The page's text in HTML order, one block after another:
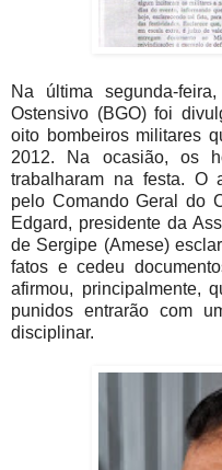
Na última segunda-
Ostensivo (BGO) foi
oito bombeiros militares
2012. Na ocasião, os
trabalharam na festa. O
pelo Comando Geral do
Edgard, presidente da
de Sergipe (Amese)
fatos e cedeu
afirmou, principalmente,
punidos entrarão com
disciplinar.